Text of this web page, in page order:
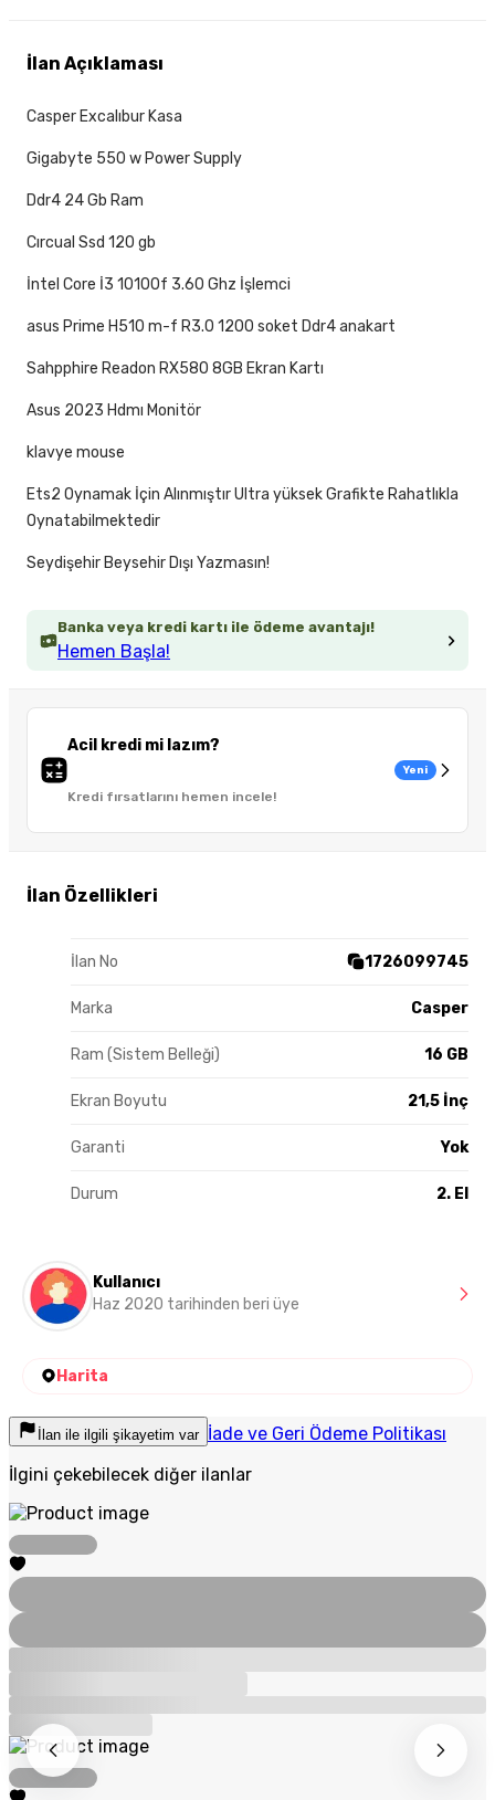
Banka veya kredi kartı ile ödeme avantajı!
Hemen Başla!
Acil kredi mi lazım?
Kredi fırsatlarını hemen incele!
Yeni
İlan Özellikleri
İlan No 1726099745
Marka Casper
Ram (Sistem Belleği) 16 GB
Ekran Boyutu 21,5 İnç
Garanti Yok
Durum 2. El
İlan Açıklaması
Casper Excalıbur Kasa
Gigabyte 550 w Power Supply
Ddr4 24 Gb Ram
Cırcual Ssd 120 gb
İntel Core İ3 10100f 3.60 Ghz İşlemci
asus Prime H510 m-f R3.0 1200 soket Ddr4 anakart
Sahpphire Readon RX580 8GB Ekran Kartı
Asus 2023 Hdmı Monitör
klavye mouse
Ets2 Oynamak İçin Alınmıştır Ultra yüksek Grafikte Rahatlıkla
Oynatabilmektedir
Seydişehir Beysehir Dışı Yazmasın!
Kullanıcı
Haz 2020 tarihinden beri üye
Harita
İlan ile ilgili şikayetim var İade ve Geri Ödeme Politikası
İlgini çekebilecek diğer ilanlar